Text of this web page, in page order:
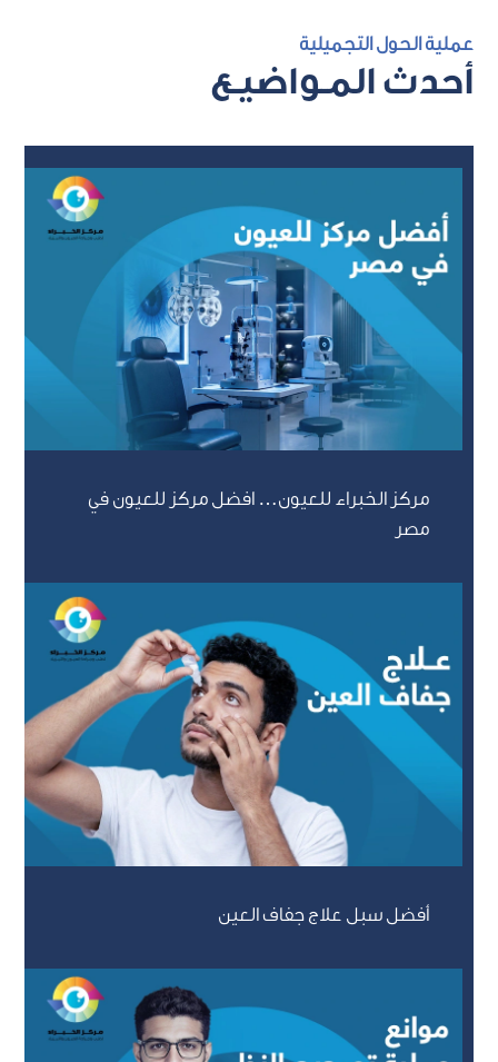
أحدث المـواضيـع
مركز الخبراء للعيون… افضل مركز للعيون في
مصر
أفضل سبل علاج جفاف العين
عملية الحول التجميلية